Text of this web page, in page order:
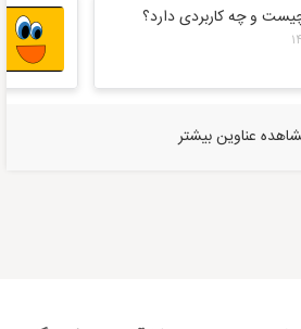
و چه کاربردی دارد؟
عناوین بیشتر